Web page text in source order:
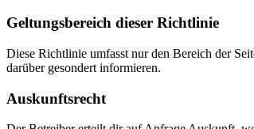
Geltungsbereich dieser Richtlinie
Diese Richtlinie umfasst nur den Bereich der
darüber gesondert informieren.
Auskunftsrecht